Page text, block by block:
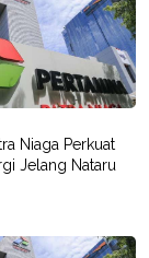
Niaga Perkuat
Jelang Nataru